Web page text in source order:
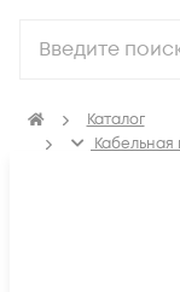
Каталог